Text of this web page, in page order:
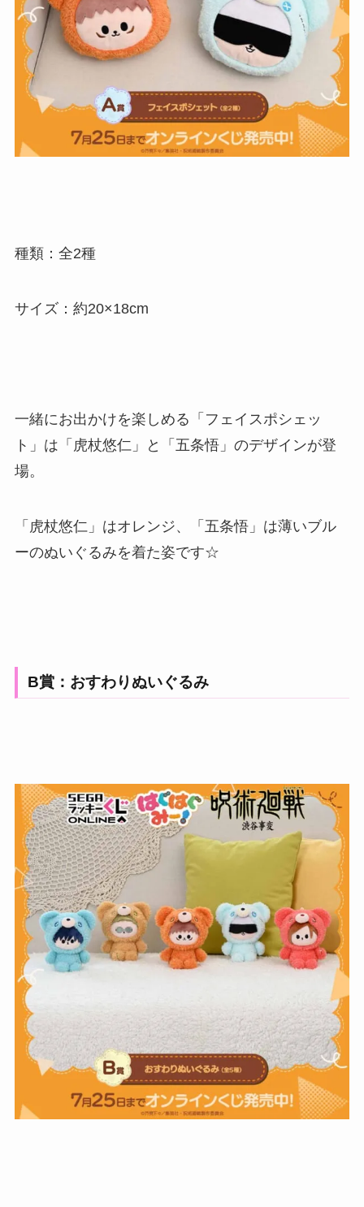
種類：全2種
サイズ：約20×18cm
一緒にお出かけを楽しめる「フェイスポシェッ
ト」は「虎杖悠仁」と「五条悟」のデザインが登
場。
「虎杖悠仁」はオレンジ、「五条悟」は薄いブル
ーのぬいぐるみを着た姿です☆
B賞：おすわりぬいぐるみ